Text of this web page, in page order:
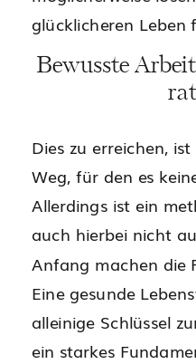
glücklicheren Leben
Bewusste
Dies zu erreichen,
Weg, für den es
Allerdings ist ein
auch hierbei nicht
Anfang machen die
Eine gesunde
alleinige Schlüssel
ein starkes